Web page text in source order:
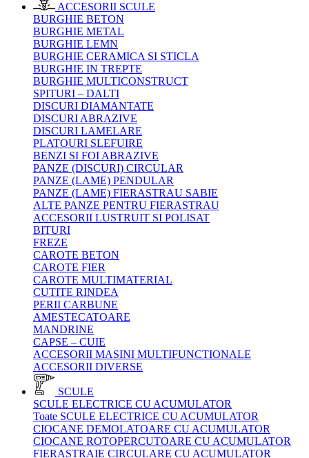
ACCESORII SCULE
BURGHIE BETON
BURGHIE METAL
BURGHIE LEMN
BURGHIE CERAMICA SI STICLA
BURGHIE IN TREPTE
BURGHIE MULTICONSTRUCT
SPITURI – DALTI
DISCURI DIAMANTATE
DISCURI ABRAZIVE
DISCURI LAMELARE
PLATOURI SLEFUIRE
BENZI SI FOI ABRAZIVE
PANZE (DISCURI) CIRCULAR
PANZE (LAME) PENDULAR
PANZE (LAME) FIERASTRAU SABIE
ALTE PANZE PENTRU FIERASTRAU
ACCESORII LUSTRUIT SI POLISAT
BITURI
FREZE
CAROTE BETON
CAROTE FIER
CAROTE MULTIMATERIAL
CUTITE RINDEA
PERII CARBUNE
AMESTECATOARE
MANDRINE
CAPSE – CUIE
ACCESORII MASINI MULTIFUNCTIONALE
ACCESORII DIVERSE
SCULE
SCULE ELECTRICE CU ACUMULATOR
Toate SCULE ELECTRICE CU ACUMULATOR
CIOCANE DEMOLATOARE CU ACUMULATOR
CIOCANE ROTOPERCUTOARE CU ACUMULATOR
FIERASTRAIE CIRCULARE CU ACUMULATOR